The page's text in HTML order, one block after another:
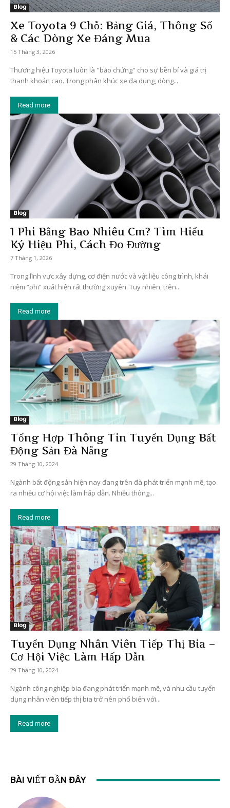
Blog
Xe Toyota 9 Chỗ: Bảng Giá, Thông Số
& Các Dòng Xe Đáng Mua
15 Tháng 3, 2026
Thương hiệu Toyota luôn là "bảo chứng" cho sự bền bỉ và giá trị
thanh khoản cao. Trong phân khúc xe đa dụng, dòng...
Read more
Blog
1 Phi Bằng Bao Nhiêu Cm? Tìm Hiểu
Ký Hiệu Phi, Cách Đo Đường
7 Tháng 1, 2026
Trong lĩnh vực xây dựng, cơ điện nước và vật liệu công trình, khái
niệm “phi” xuất hiện rất thường xuyên. Tuy nhiên, trên...
Read more
Blog
Tổng Hợp Thông Tin Tuyển Dụng Bất
Động Sản Đà Nẵng
29 Tháng 10, 2024
Ngành bất động sản hiện nay đang trên đà phát triển mạnh mẽ, tạo
ra nhiều cơ hội việc làm hấp dẫn. Nhiều thông...
Read more
Blog
Tuyển Dụng Nhân Viên Tiếp Thị Bia –
Cơ Hội Việc Làm Hấp Dẫn
29 Tháng 10, 2024
Ngành công nghiệp bia đang phát triển mạnh mẽ, và nhu cầu tuyển
dụng nhân viên tiếp thị bia trở nên phổ biến với...
Read more
BÀI VIẾT GẦN ĐÂY